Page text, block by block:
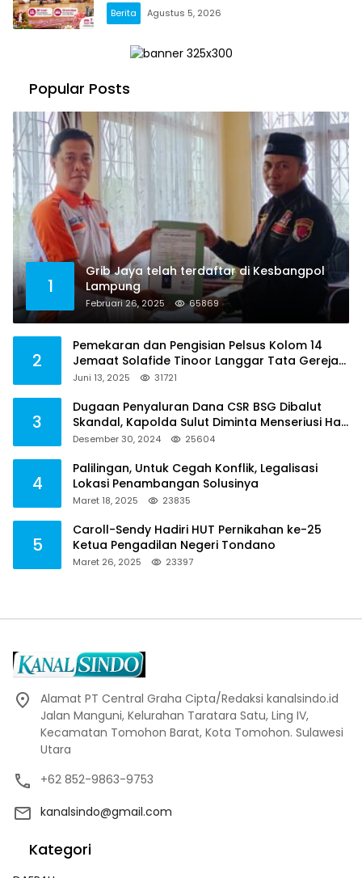
Berita Agustus 5, 2026
Popular Posts
1
Grib Jaya telah terdaftar di Kesbangpol
Lampung
Februari 26, 2025 65869
2
Pemekaran dan Pengisian Pelsus Kolom 14
Jemaat Solafide Tinoor Langgar Tata Gereja
2021, Toreh : Ini Perbuatan Melawan Hukum
Juni 13, 2025 31721
3
Dugaan Penyaluran Dana CSR BSG Dibalut
Skandal, Kapolda Sulut Diminta Menseriusi Hal
ini
Desember 30, 2024 25604
4
Palilingan, Untuk Cegah Konflik, Legalisasi
Lokasi Penambangan Solusinya
Maret 18, 2025 23835
5
Caroll-Sendy Hadiri HUT Pernikahan ke-25
Ketua Pengadilan Negeri Tondano
Maret 26, 2025 23397
Alamat PT Central Graha Cipta/Redaksi kanalsindo.id
Jalan Manguni, Kelurahan Taratara Satu, Ling IV,
Kecamatan Tomohon Barat, Kota Tomohon. Sulawesi
Utara
+62 852-9863-9753
kanalsindo@gmail.com
Kategori